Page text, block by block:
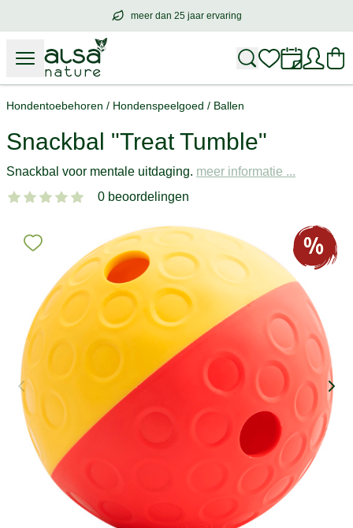
meer dan 25 jaar ervaring
meer dan25 jaar ervaring
Hondentoebehoren / Hondenspeelgoed / Ballen
Snackbal "Treat Tumble"
Snackbal voor mentale uitdaging. meer informatie ...
0 beoordelingen